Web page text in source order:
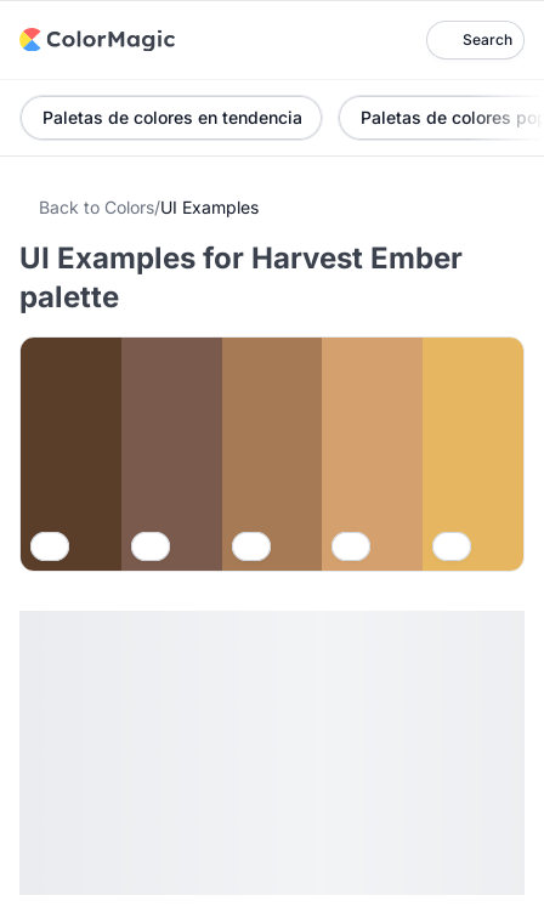
Search
Paletas de colores en tendencia Paletas de colores
Back to Colors/UI Examples
UI Examples for Harvest Ember
palette